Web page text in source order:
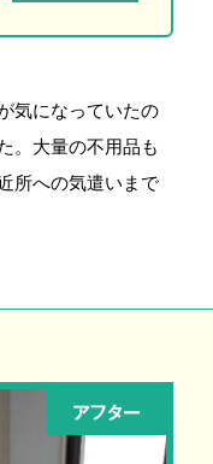
気になっていたの
。大量の不用品も
所への気遣いまで
アフター